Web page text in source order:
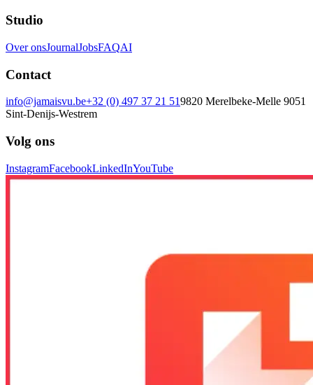
Studio
Over onsJournalJobsFAQAI
Contact
info@jamaisvu.be+32 (0) 497 37 21 519820 Merelbeke-Melle 9051
Sint-Denijs-Westrem
Volg ons
InstagramFacebookLinkedInYouTube